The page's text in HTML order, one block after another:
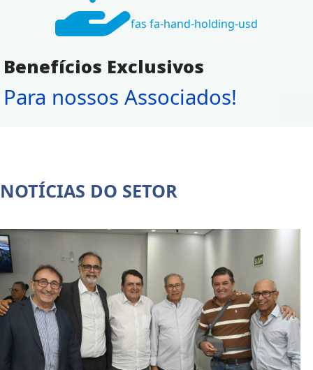
fas fa-hand-holding-usd
Benefícios Exclusivos
Para nossos Associados!
NOTÍCIAS DO SETOR